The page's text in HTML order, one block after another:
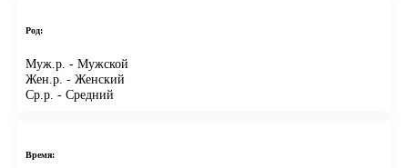
Род:
Муж.р. - Мужской
Жен.р. - Женский
Ср.р. - Средний
Время: